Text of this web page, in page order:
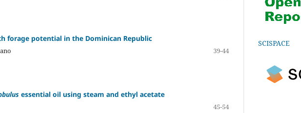
forage potential in the Dominican Republic
39-44
essential oil using steam and ethyl acetate
45-54
SCISPACE